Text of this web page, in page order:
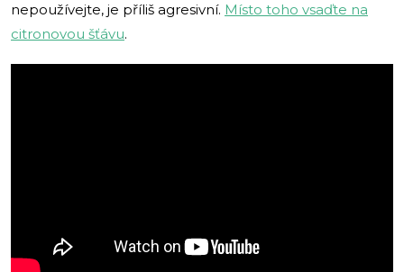
nepoužívejte, je příliš agresivní. Místo toho vsaďte na
citronovou šťávu.